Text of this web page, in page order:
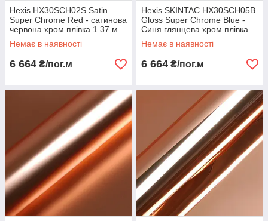
Hexis HX30SCH02S Satin
Super Chrome Red - сатинова
червона хром плівка 1.37 м
Немає в наявності
6 664 ₴/пог.м
Hexis SKINTAC HX30SCH05B
Gloss Super Chrome Blue -
Синя глянцева хром плівка
1.37 м
Немає в наявності
6 664 ₴/пог.м